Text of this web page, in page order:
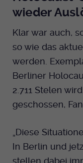
wieder
Klar war auch,
so wie das
werden.
Berliner
2.711 Stelen
geschossen,
„Diese
In Berlin und
stellen dabei